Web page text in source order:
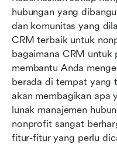
hubungan yang
dan komunitas yang
CRM terbaik untuk
bagaimana CRM
membantu Anda
berada di tempat yang
akan membagikan apa
lunak manajemen
nonprofit sangat
fitur-fitur yang perlu
sekilas
15 CRM Teratas
Memilih CRM
Kesimpulan:
yang tepat untuk